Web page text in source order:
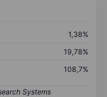
1,38%
19,78%
108,7%